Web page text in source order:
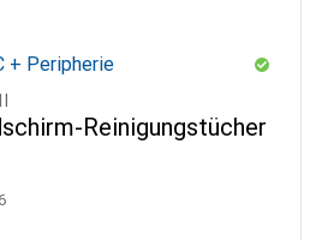
+ Peripherie
Reinigungstücher